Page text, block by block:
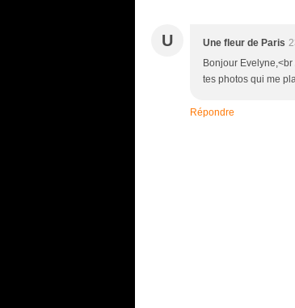
U Une fleur de Paris
Bonjour
tes photos qui me
Répondre